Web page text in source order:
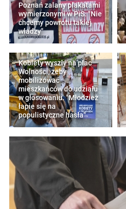
Poznań zalany plakatami
wymierzonymi w PiS. "Nie
chcemy powrotu takiej
władzy"
Kobiety wyszły na plac
Wolności, żeby
mobilizować
mieszkańców do udziału
w głosowaniu. "Młodzież
łapie się na
populistyczne hasła"